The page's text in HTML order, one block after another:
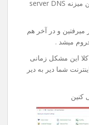
اعصاب خورد کن رو
که سایت یا هاست یا
خیلی وقت ها پیش اومده داخل هاست سایتتون یک subdomain
یا زیر دامنه ایجاد کردین و همش میدیدین میزنه server DNS
و در آخر هم
میشد .